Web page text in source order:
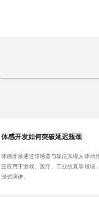
体感开发如何突破延迟瓶颈
体感开发通过传感器与算法实现人体动
泛应用于游戏、医疗、工业仿真等领域
浸式演进。